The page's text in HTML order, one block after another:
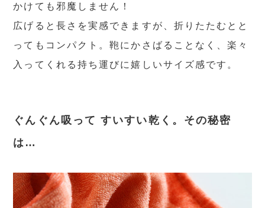
かけても邪魔しません！
広げると長さを実感できますが、折りたたむとと
ってもコンパクト。鞄にかさばることなく、楽々
入ってくれる持ち運びに嬉しいサイズ感です。
ぐんぐん吸って すいすい乾く。その秘密
は…